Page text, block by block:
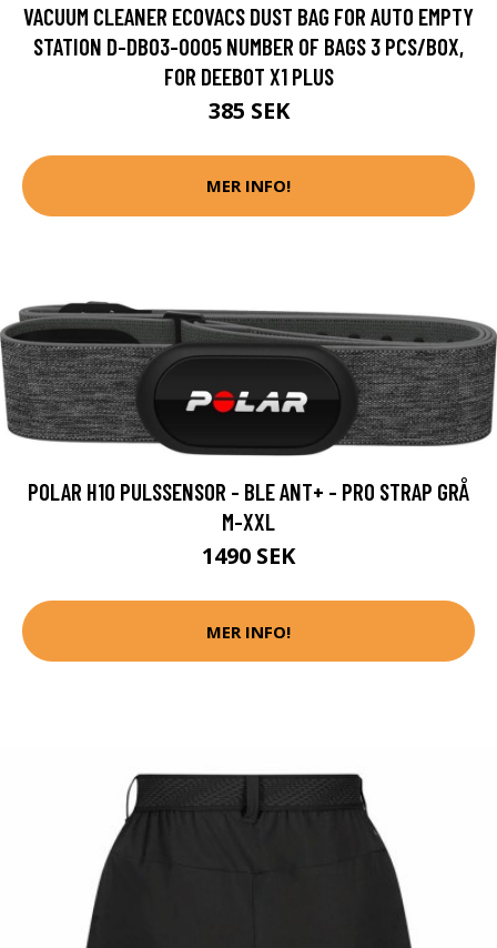
VACUUM CLEANER ECOVACS DUST BAG FOR AUTO EMPTY
STATION D-DB03-0005 NUMBER OF BAGS 3 PCS/BOX,
FOR DEEBOT X1 PLUS
385 SEK
MER INFO!
POLAR H10 PULSSENSOR - BLE ANT+ - PRO STRAP GRÅ
M-XXL
1490 SEK
MER INFO!